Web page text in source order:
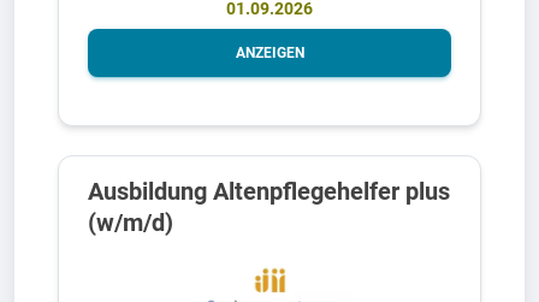
01.09.2026
ANZEIGEN
Ausbildung Altenpflegehelfer plus
(w/m/d)